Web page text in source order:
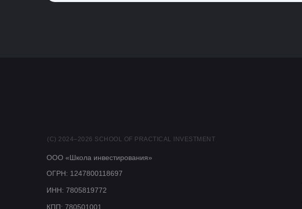
ООО «Школа инвестирования»
(С) 2024–2026 SCHOOL OF PRACTICAL INVESTMENT
ОГРН: 1247800118697
ИНН: 7805819772
КПП: 780501001